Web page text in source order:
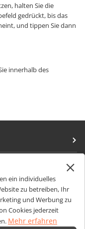
halten Sie die
gedrückt, bis das
und tippen Sie dann
innerhalb des
ein individuelles
zu betreiben, Ihr
und Werbung zu
Cookies jederzeit
Mehr erfahren